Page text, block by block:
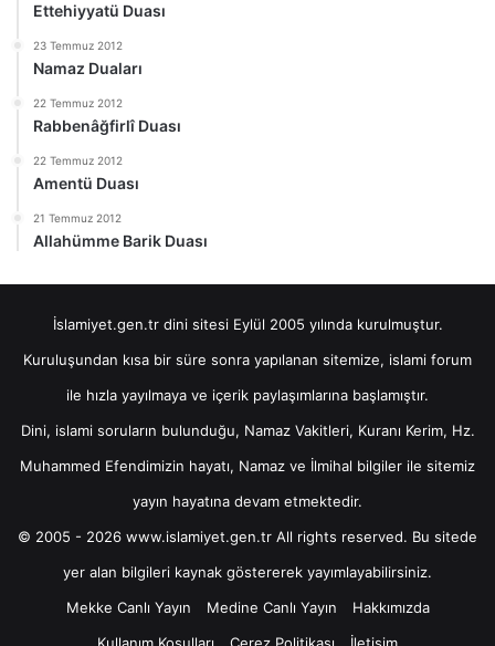
Ettehiyyatü Duası
23 Temmuz 2012
Namaz Duaları
22 Temmuz 2012
Rabbenâğfirlî Duası
22 Temmuz 2012
Amentü Duası
21 Temmuz 2012
Allahümme Barik Duası
İslamiyet.gen.tr dini sitesi Eylül 2005 yılında kurulmuştur.
Kuruluşundan kısa bir süre sonra yapılanan sitemize, islami forum
ile hızla yayılmaya ve içerik paylaşımlarına başlamıştır.
Dini, islami soruların bulunduğu, Namaz Vakitleri, Kuranı Kerim, Hz.
Muhammed Efendimizin hayatı, Namaz ve İlmihal bilgiler ile sitemiz
yayın hayatına devam etmektedir.
© 2005 - 2026 www.islamiyet.gen.tr All rights reserved. Bu sitede
yer alan bilgileri kaynak göstererek yayımlayabilirsiniz.
Mekke Canlı Yayın
Medine Canlı Yayın
Hakkımızda